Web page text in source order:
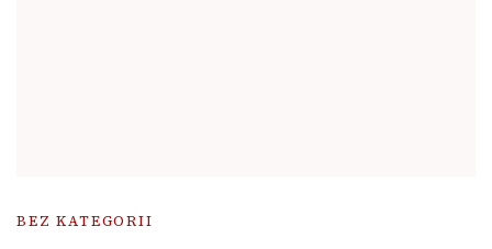
BEZ KATEGORII